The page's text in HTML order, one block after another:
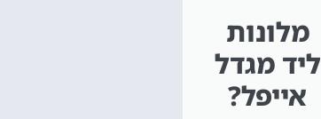
מלונות
ליד מגדל
אייפל?